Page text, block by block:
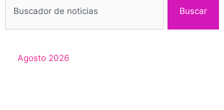
Buscar
Agosto 2026